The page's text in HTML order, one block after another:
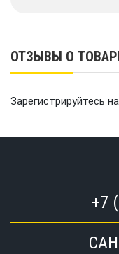
ОТЗЫВЫ О
Зарегистрируйтесь
+7